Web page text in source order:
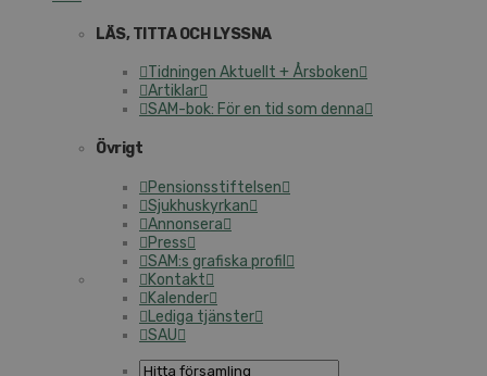
LÄS, TITTA OCH LYSSNA
Tidningen Aktuellt + Årsboken
Artiklar
SAM-bok: För en tid som denna
Övrigt
Pensionsstiftelsen
Sjukhuskyrkan
Annonsera
Press
SAM:s grafiska profil
Kontakt
Kalender
Lediga tjänster
SAU